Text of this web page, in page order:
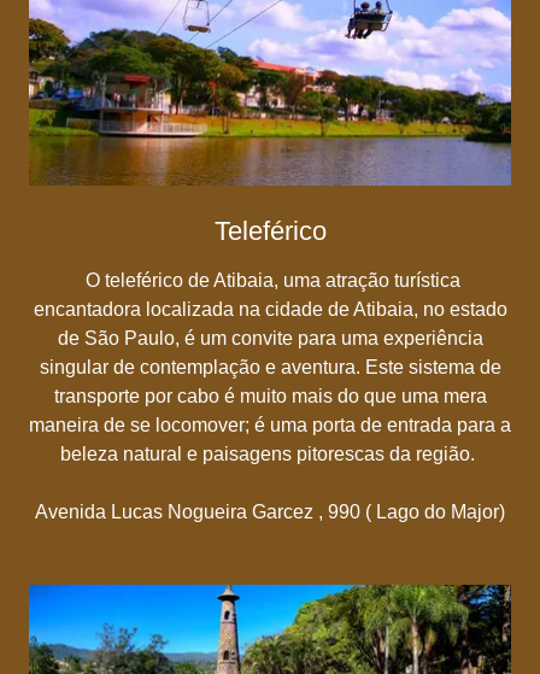
Teleférico
O teleférico de Atibaia, uma atração turística
encantadora localizada na cidade de Atibaia, no estado
de São Paulo, é um convite para uma experiência
singular de contemplação e aventura. Este sistema de
transporte por cabo é muito mais do que uma mera
maneira de se locomover; é uma porta de entrada para a
beleza natural e paisagens pitorescas da região.
Avenida Lucas Nogueira Garcez , 990 ( Lago do Major)